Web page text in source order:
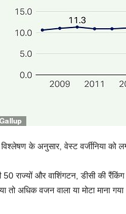
के अनुसार, वेस्ट वर्जीनिया को
50 राज्यों और वाशिंगटन, डीसी की
तो अधिक वजन वाला या मोटा माना